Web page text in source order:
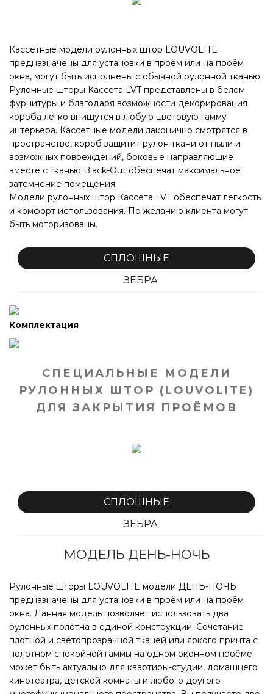
Кассетные модели рулонных штор LOUVOLITE
предназначены для установки в проём или на проём
окна, могут быть исполнены с обычной рулонной тканью.
Рулонные шторы Кассета LVT представлены в белом
фурнитуры и благодаря возможности декорирования
короба легко впишутся в любую цветовую гамму
интерьера. Кассетные модели лаконично смотрятся в
пространстве, короб защитит рулон ткани от пыли и
возможных повреждений, боковые направляющие
вместе с тканью Black-Out обеспечат максимальное
затемнение помещения.
Модели рулонных штор Кассета LVT обеспечат легкость
и комфорт использования. По желанию клиента могут
быть моторизованы.
СПЛОШНЫЕ
ЗЕБРА
Комплектация
Кассетные рулонные шторы LVT — это
свободновисящие модели (крепеж вверху)
мотор (LVT кассета Зебра мотор; 32 мм (труба 35), 45
мм (трубы 45 и 55).
Предельные размеры кассетных рулонных штор
Фиксация тканевого полотна возможна на любом
СПЕЦИАЛЬНЫЕ МОДЕЛИ
РУЛОННЫХ ШТОР (LOUVOLITE)
ДЛЯ ЗАКРЫТИЯ ПРОЁМОВ
СПЛОШНЫЕ
ЗЕБРА
МОДЕЛЬ ДЕНЬ-НОЧЬ
Рулонные шторы LOUVOLITE модели ДЕНЬ-НОЧЬ
предназначены для установки в проём или на проём
окна. Данная модель позволяет использовать два
рулонных полотна в единой конструкции. Сочетание
плотной и светопрозрачной тканей или яркого принта с
полотном спокойной гаммы на одном оконном проёме
может быть актуально для квартиры-студии, домашнего
кинотеатра, детской комнаты и любого другого
КЛАССИКА DOUBLE LVT ЗЕБРА 45ММ
Объединение 2-х изделий штор с помощью
промежуточного кронштейна позволяет закрыть
большие оконные/дверные секции и сохранить
автономное управление каждой шторой.
Максимальная ширина композиции – 6 м.
Управление индивидуальное располагается с
внешней стороны каждого изделия.